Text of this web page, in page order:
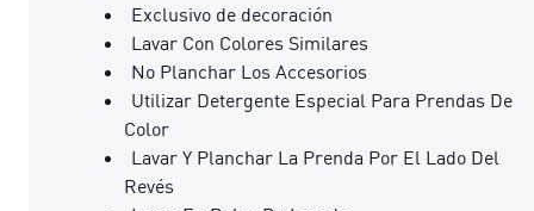
Exclusivo de decoración
Lavar Con Colores Similares
No Planchar Los Accesorios
Utilizar Detergente Especial Para Prendas De
Color
Lavar Y Planchar La Prenda Por El Lado Del
Revés